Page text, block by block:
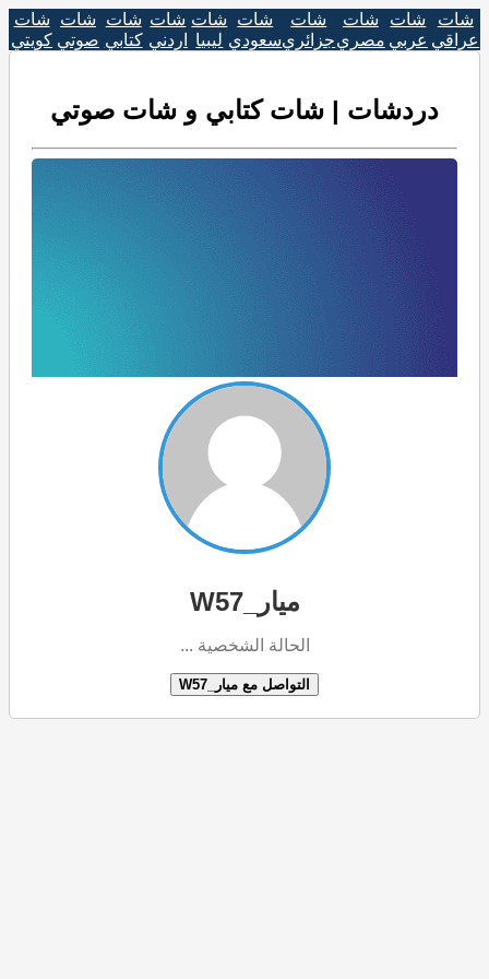
شات
عراقي
شات
عربي
شات
مصري
شات
جزائري
شات
سعودي
شات
ليبيا
شات
اردني
شات
كتابي
شات
صوتي
شات
كويتي
دردشات | شات كتابي و شات صوتي
ميار_W57
الحالة الشخصية ...
التواصل مع ميار_W57